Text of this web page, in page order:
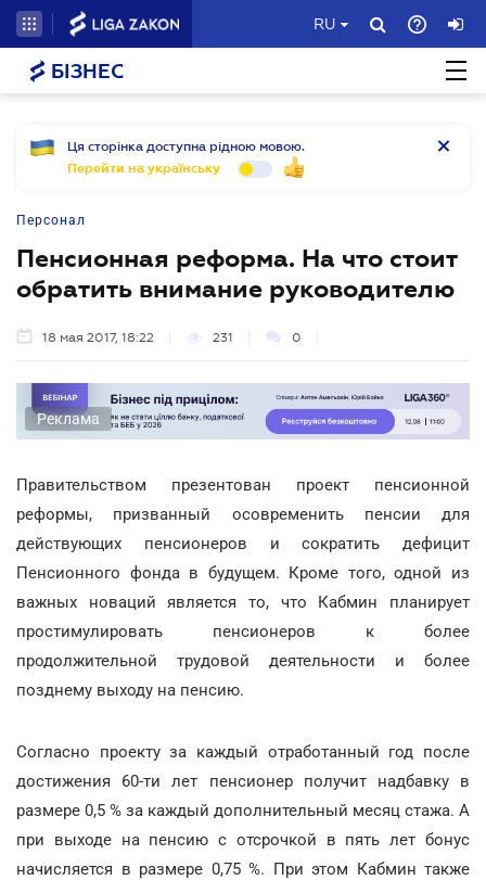
RU
БІЗНЕС
Ця сторінка доступна рідною мовою.
Перейти на українську
Персонал
Пенсионная реформа. На что стоит
обратить внимание руководителю
18 мая 2017, 18:22 231 0
Реклама
Правительством презентован проект пенсионной
реформы, призванный осовременить пенсии для
действующих пенсионеров и сократить дефицит
Пенсионного фонда в будущем. Кроме того, одной из
важных новаций является то, что Кабмин планирует
простимулировать пенсионеров к более
продолжительной трудовой деятельности и более
позднему выходу на пенсию.
Согласно проекту за каждый отработанный год после
достижения 60-ти лет пенсионер получит надбавку в
размере 0,5 % за каждый дополнительный месяц стажа. А
при выходе на пенсию с отсрочкой в пять лет бонус
начисляется в размере 0,75 %. При этом Кабмин также